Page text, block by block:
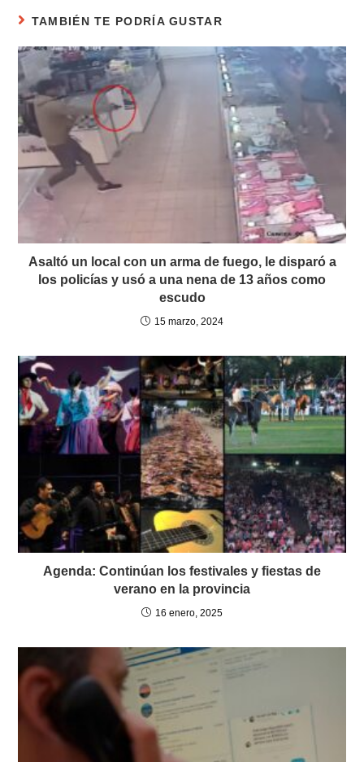
TAMBIÉN TE PODRÍA GUSTAR
Asaltó un local con un arma de fuego, le disparó a
los policías y usó a una nena de 13 años como
escudo
15 marzo, 2024
Agenda: Continúan los festivales y fiestas de
verano en la provincia
16 enero, 2025